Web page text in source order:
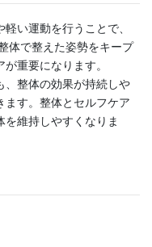
い運動を行うことで、
体で整えた姿勢をキープ
重要になります。
、整体の効果が持続しや
ます。整体とセルフケア
維持しやすくなりま